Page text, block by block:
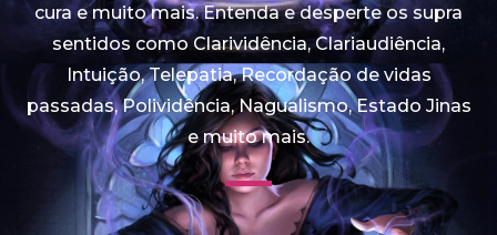
cura e muito mais. Entenda e desperte os supra
sentidos como Clarividência, Clariaudiência,
Intuição, Telepatia, Recordação de vidas
passadas, Polividência, Nagualismo, Estado Jinas
e muito mais.